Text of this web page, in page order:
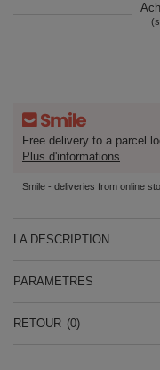
Free delivery to a parcel
Plus d'informations
Smile - deliveries from online
LA DESCRIPTION
PARAMÈTRES
RETOUR (0)